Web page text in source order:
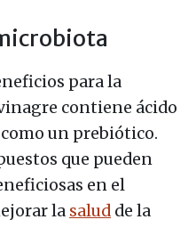
para la
contiene ácido
un prebiótico.
que pueden
en el
la salud de la